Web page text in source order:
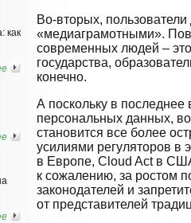
как
Во-вторых,
«медиаграмотными».
современных людей –
государства,
конечно.
А поскольку в последнее
персональных данных,
становится все более
усилиями регуляторов в
в Европе, Cloud Act в
к сожалению, за ростом
законодателей и
от представителей